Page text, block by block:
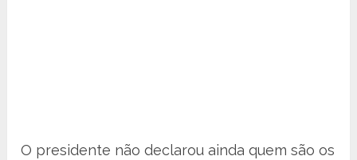
O presidente não declarou ainda quem são os